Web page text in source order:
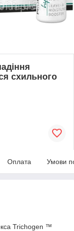
схильного
Оплата Умови
Trichogen ™